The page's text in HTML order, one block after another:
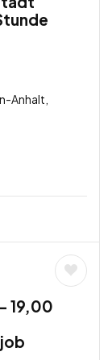
Anhalt,
19,00